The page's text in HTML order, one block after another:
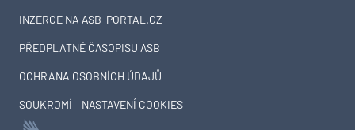
INZERCE NA ASB-PORTAL.CZ
PŘEDPLATNÉ ČASOPISU ASB
OCHRANA OSOBNÍCH ÚDAJŮ
SOUKROMÍ – NASTAVENÍ COOKIES